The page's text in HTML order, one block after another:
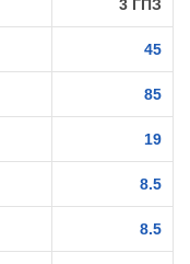
3 ГПЗ
45
85
19
8.5
8.5